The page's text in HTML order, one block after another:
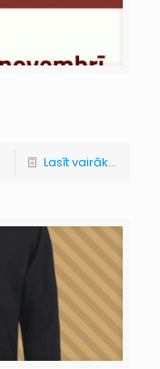
Lasīt vairāk...